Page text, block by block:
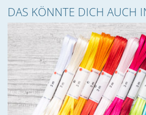
DAS KÖNNTE DICH AUCH